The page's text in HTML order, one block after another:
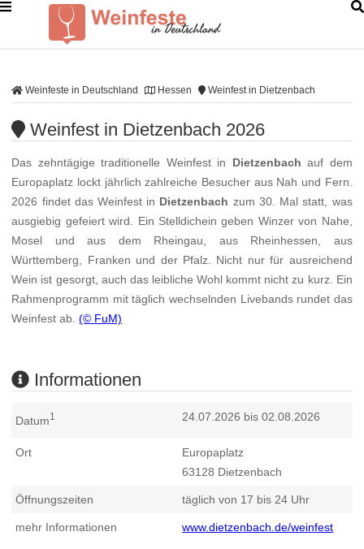
Weinfeste in Deutschland Hessen Weinfest in Dietzenbach
Weinfest in Dietzenbach 2026
Das zehntägige traditionelle Weinfest in Dietzenbach auf dem
Europaplatz lockt jährlich zahlreiche Besucher aus Nah und Fern.
2026 findet das Weinfest in Dietzenbach zum 30. Mal statt, was
ausgiebig gefeiert wird. Ein Stelldichein geben Winzer von Nahe,
Mosel und aus dem Rheingau, aus Rheinhessen, aus
Württemberg, Franken und der Pfalz. Nicht nur für ausreichend
Wein ist gesorgt, auch das leibliche Wohl kommt nicht zu kurz. Ein
Rahmenprogramm mit täglich wechselnden Livebands rundet das
Weinfest ab.(© FuM)
Informationen
Datum1 24.07.2026 bis 02.08.2026
Ort
Europaplatz
63128 Dietzenbach
Öffnungszeiten täglich von 17 bis 24 Uhr
mehr Informationen www.dietzenbach.de/weinfest